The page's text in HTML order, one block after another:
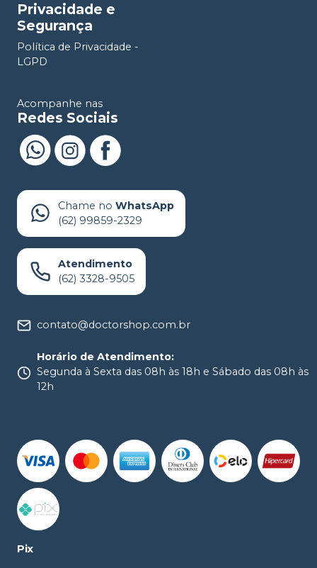
Privacidade e
Segurança
Política de Privacidade -
LGPD
Acompanhe nas
Redes Sociais
Chame no WhatsApp
(62) 99859-2329
Atendimento
(62) 3328-9505
contato@doctorshop.com.br
Horário de Atendimento:
Segunda à Sexta das 08h às 18h e Sábado das 08h às
12h
Pix